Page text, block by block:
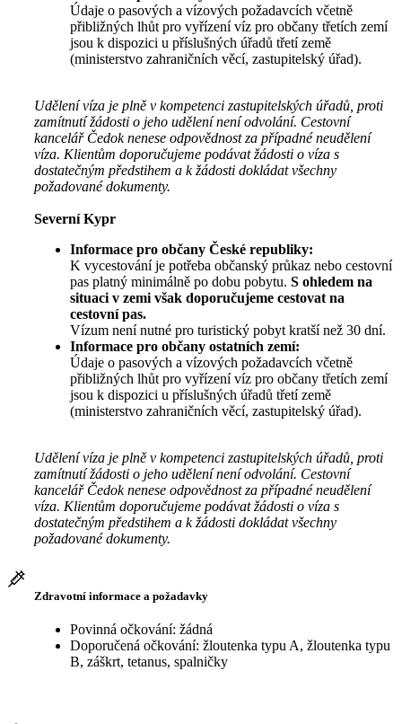
Údaje o pasových a vízových požadavcích včetně
přibližných lhůt pro vyřízení víz pro občany třetích zemí
jsou k dispozici u příslušných úřadů třetí země
(ministerstvo zahraničních věcí, zastupitelský úřad).
Udělení víza je plně v kompetenci zastupitelských úřadů, proti
zamítnutí žádosti o jeho udělení není odvolání. Cestovní
kancelář Čedok nenese odpovědnost za případné neudělení
víza. Klientům doporučujeme podávat žádosti o víza s
dostatečným předstihem a k žádosti dokládat všechny
požadované dokumenty.
Severní Kypr
Informace pro občany České republiky:
K vycestování je potřeba občanský průkaz nebo cestovní
pas platný minimálně po dobu pobytu. S ohledem na
situaci v zemi však doporučujeme cestovat na
cestovní pas.
Vízum není nutné pro turistický pobyt kratší než 30 dní.
Informace pro občany ostatních zemí:
Údaje o pasových a vízových požadavcích včetně
přibližných lhůt pro vyřízení víz pro občany třetích zemí
jsou k dispozici u příslušných úřadů třetí země
(ministerstvo zahraničních věcí, zastupitelský úřad).
Udělení víza je plně v kompetenci zastupitelských úřadů, proti
zamítnutí žádosti o jeho udělení není odvolání. Cestovní
kancelář Čedok nenese odpovědnost za případné neudělení
víza. Klientům doporučujeme podávat žádosti o víza s
dostatečným předstihem a k žádosti dokládat všechny
požadované dokumenty.
Zdravotní informace a požadavky
Povinná očkování: žádná
Doporučená očkování: žloutenka typu A, žloutenka typu
B, záškrt, tetanus, spalničky